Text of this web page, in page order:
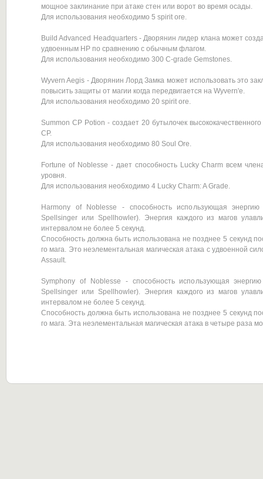
мощное заклинание при атаке стен или ворот во время осады.
Для использования необходимо 5 spirit ore.
Build Advanced Headquarters - Дворянин лидер клана может
удвоенным HP по сравнению с обычным флагом.
Для использования необходимо 300 C-grade Gemstones.
Wyvern Aegis - Дворянин Лорд Замка может использовать это
повысить защиты от магии когда передвигается на Wyvern'е.
Для использования необходимо 20 spirit ore.
Summon CP Potion - создает 20 бутылочек
CP.
Для использования необходимо 80 Soul Ore.
Fortune of Noblesse - дает способность Lucky Charm всем
уровня.
Для использования необходимо 4 Lucky Charm: A Grade.
Harmony of Noblesse - способность использующая
Spellsinger или Spellhowler). Энергия каждого из магов
интервалом не более 5 секунд.
Способность должна быть использована не позднее 5 секунд
го мага. Это неэлементальная магическая атака с удвоенной
Assault.
Symphony of Noblesse - способность использующая
Spellsinger или Spellhowler). Энергия каждого из магов
интервалом не более 5 секунд.
Способность должна быть использована не позднее 5 секунд
го мага. Эта неэлементальная магическая атака в четыре раза